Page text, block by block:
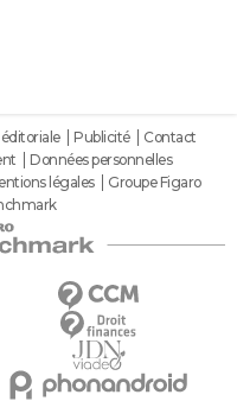
Publicité
Contact
Données personnelles
légales
Groupe Figaro